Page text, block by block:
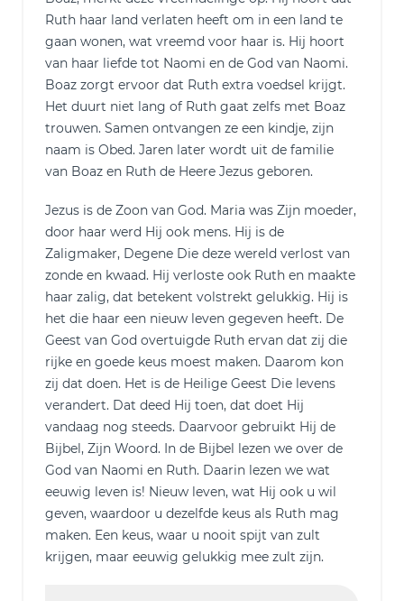
Ruth haar land verlaten heeft om in een land te
gaan wonen, wat vreemd voor haar is. Hij hoort
van haar liefde tot Naomi en de God van Naomi.
Boaz zorgt ervoor dat Ruth extra voedsel krijgt.
Het duurt niet lang of Ruth gaat zelfs met Boaz
trouwen. Samen ontvangen ze een kindje, zijn
naam is Obed. Jaren later wordt uit de familie
van Boaz en Ruth de Heere Jezus geboren.
Jezus is de Zoon van God. Maria was Zijn moeder,
door haar werd Hij ook mens. Hij is de
Zaligmaker, Degene Die deze wereld verlost van
zonde en kwaad. Hij verloste ook Ruth en maakte
haar zalig, dat betekent volstrekt gelukkig. Hij is
het die haar een nieuw leven gegeven heeft. De
Geest van God overtuigde Ruth ervan dat zij die
rijke en goede keus moest maken. Daarom kon
zij dat doen. Het is de Heilige Geest Die levens
verandert. Dat deed Hij toen, dat doet Hij
vandaag nog steeds. Daarvoor gebruikt Hij de
Bijbel, Zijn Woord. In de Bijbel lezen we over de
God van Naomi en Ruth. Daarin lezen we wat
eeuwig leven is! Nieuw leven, wat Hij ook u wil
geven, waardoor u dezelfde keus als Ruth mag
maken. Een keus, waar u nooit spijt van zult
krijgen, maar eeuwig gelukkig mee zult zijn.